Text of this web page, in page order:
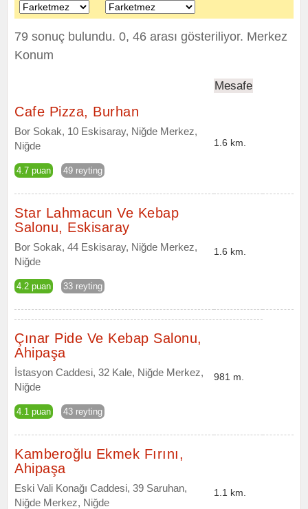
79 sonuç bulundu. 0, 46 arası gösteriliyor. Merkez
Konum
Mesafe
Cafe Pizza, Burhan
Bor Sokak, 10 Eskisaray, Niğde Merkez,
Niğde
4.7 puan 49 reyting
1.6 km.
Star Lahmacun Ve Kebap
Salonu, Eskisaray
Bor Sokak, 44 Eskisaray, Niğde Merkez,
Niğde
4.2 puan 33 reyting
1.6 km.
Çınar Pide Ve Kebap Salonu,
Ahipaşa
İstasyon Caddesi, 32 Kale, Niğde Merkez,
Niğde
4.1 puan 43 reyting
981 m.
Kamberoğlu Ekmek Fırını,
Ahipaşa
Eski Vali Konağı Caddesi, 39 Saruhan,
Niğde Merkez, Niğde
1.1 km.